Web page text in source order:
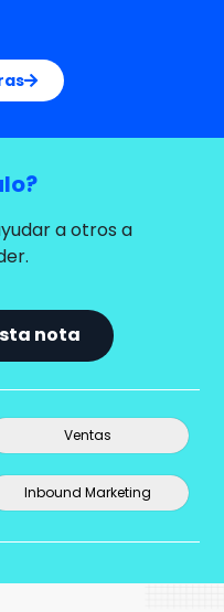
a otros a
nota
Ventas
Inbound Marketing